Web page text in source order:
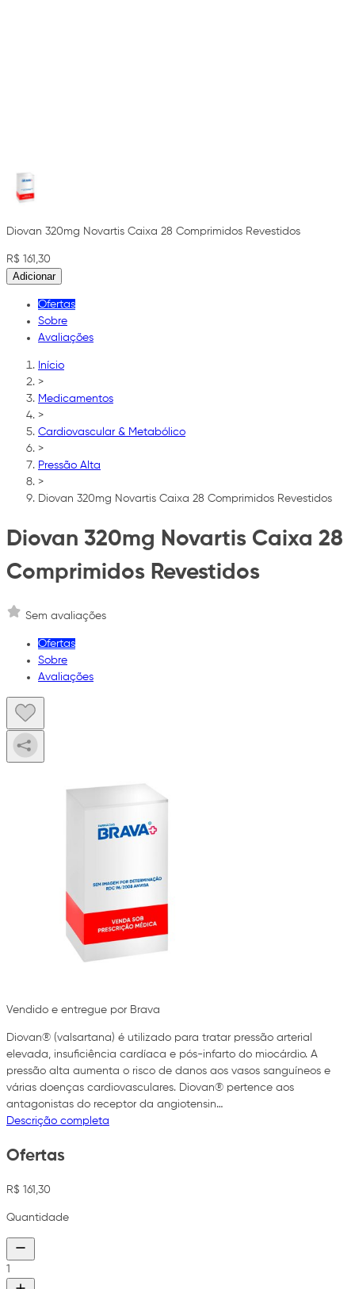
Diovan 320mg Novartis Caixa 28 Comprimidos Revestidos
R$ 161,30
Adicionar
Ofertas
Sobre
Avaliações
Início
>
Medicamentos
>
Cardiovascular & Metabólico
>
Pressão Alta
>
Diovan 320mg Novartis Caixa 28 Comprimidos Revestidos
Diovan 320mg Novartis Caixa 28
Comprimidos Revestidos
Sem avaliações
Ofertas
Sobre
Avaliações
Vendido e entregue por Brava
Diovan® (valsartana) é utilizado para tratar pressão arterial
elevada, insuficiência cardíaca e pós-infarto do miocárdio. A
pressão alta aumenta o risco de danos aos vasos sanguíneos e
várias doenças cardiovasculares. Diovan® pertence aos
antagonistas do receptor da angiotensin…
Descrição completa
Ofertas
R$ 161,30
Quantidade
1